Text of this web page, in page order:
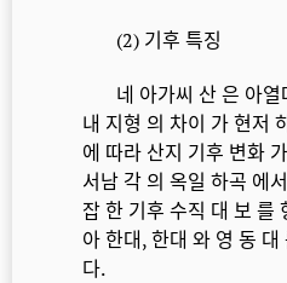
(2) 기후 특징
네 아가씨 산 은 아열
내 지형 의 차이 가 현저
에 따라 산지 기후 변화
서남 각 의 옥일 하곡 에
잡 한 기후 수직 대 보 를
아 한대, 한대 와 영 동
다.